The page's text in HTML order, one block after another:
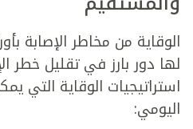
الوقاية من مخاطر الإصابة
لها دور بارز في تقليل خطر
استراتيجيات الوقاية التي
اليومي: